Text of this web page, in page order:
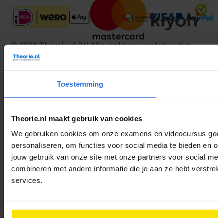
Toestemming
Theorie.nl maakt gebruik van cookies
We gebruiken cookies om onze examens en videocursus
personaliseren, om functies voor social media te bieden en
jouw gebruik van onze site met onze partners voor social
combineren met andere informatie die je aan ze hebt
services.
© 2026 Theorie.nl B.V. Alle rechten voorbehouden.
Voorwaarden